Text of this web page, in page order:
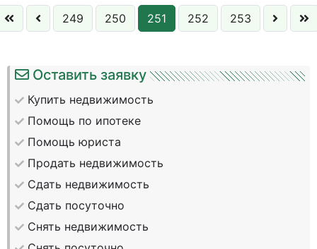
249 250 251 252 253
Оставить заявку
Купить недвижимость
Помощь по ипотеке
Помощь юриста
Продать недвижимость
Сдать недвижимость
Сдать посуточно
Снять недвижимость